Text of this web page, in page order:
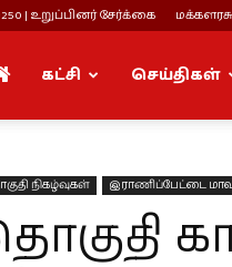
| உறுப்பினர் சேர்க்கை மக்களரசு
கட்சி செய்திகள்
நிகழ்வுகள் இராணிப்பேட்டை